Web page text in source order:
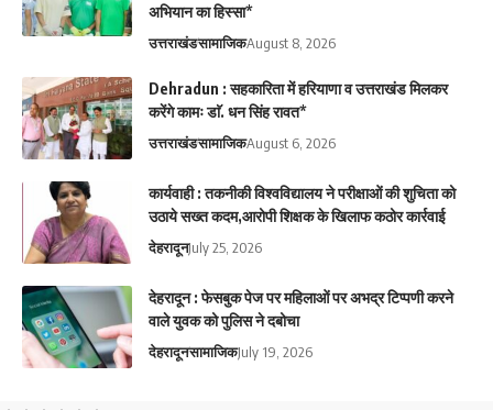
अभियान का हिस्सा*
उत्तराखंडसामाजिकAugust 8, 2026
Dehradun : सहकारिता में हरियाणा व उत्तराखंड मिलकर
करेंगे कामः डाॅ. धन सिंह रावत*
उत्तराखंडसामाजिकAugust 6, 2026
कार्यवाही : तकनीकी विश्वविद्यालय ने परीक्षाओं की शुचिता को
उठाये सख्त कदम,आरोपी शिक्षक के खिलाफ कठोर कार्रवाई
देहरादूनJuly 25, 2026
देहरादून : फेसबुक पेज पर महिलाओं पर अभद्र टिप्पणी करने
वाले युवक को पुलिस ने दबोचा
देहरादूनसामाजिकJuly 19, 2026